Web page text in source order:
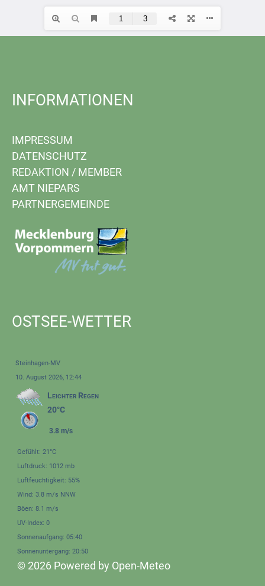
INFORMATIONEN
IMPRESSUM
DATENSCHUTZ
REDAKTION / MEMBER
AMT NIEPARS
PARTNERGEMEINDE
OSTSEE-WETTER
Steinhagen-MV
10. August 2026, 12:44
Leichter Regen
20°C
3.8 m/s
Gefühlt: 21°C
Luftdruck: 1012 mb
Luftfeuchtigkeit: 55%
Wind: 3.8 m/s NNW
Böen: 8.1 m/s
UV-Index: 0
Sonnenaufgang: 05:40
Sonnenuntergang: 20:50
© 2026 Powered by Open-Meteo